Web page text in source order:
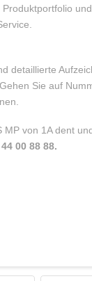
detaillierte
Sie auf
MP von 1A dent
00 88 88.